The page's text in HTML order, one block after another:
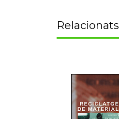
Relacionats